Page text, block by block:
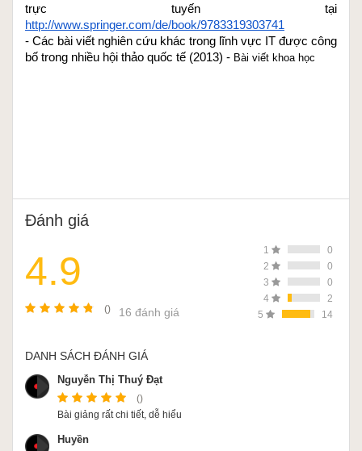
http://www.springer.com/de/book/9783319303741
- Các bài viết nghiên cứu khác trong lĩnh vực IT được công
bố trong nhiều hội thảo quốc tế (2013) - Bài viết khoa học
Đánh giá
4.9
() 16 đánh giá
1
0
2
0
3
0
4
2
5
14
DANH SÁCH ĐÁNH GIÁ
Nguyễn Thị Thuý Đạt
()
Bài giảng rất chi tiết, dễ hiểu
Huyền